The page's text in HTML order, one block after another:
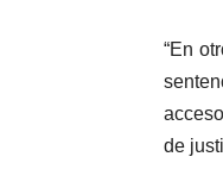
“En
de